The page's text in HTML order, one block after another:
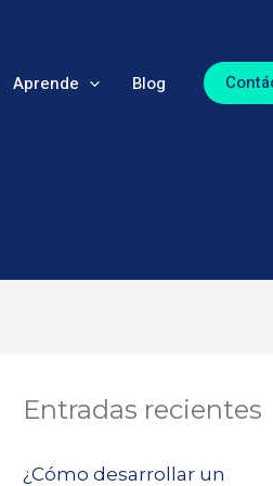
Aprende Blog
Entradas recientes
¿Cómo desarrollar un